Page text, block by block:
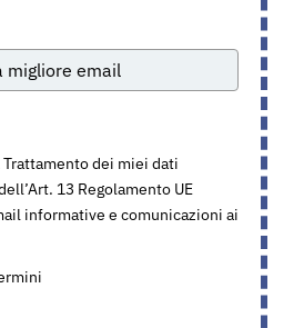
dei miei dati
13 Regolamento UE
informative e comunicazioni ai